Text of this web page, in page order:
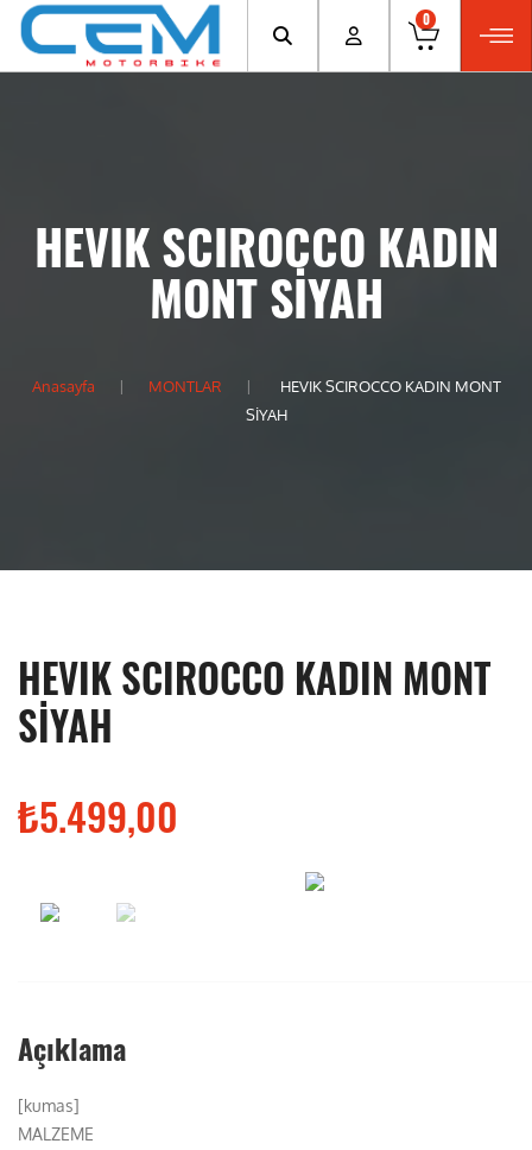
0
HEVIK SCIROCCO KADIN
MONT SİYAH
Anasayfa MONTLAR
HEVIK SCIROCCO KADIN MONT
SİYAH
HEVIK SCIROCCO KADIN MONT
SİYAH
₺5.499,00
Açıklama
[kumas]
MALZEME